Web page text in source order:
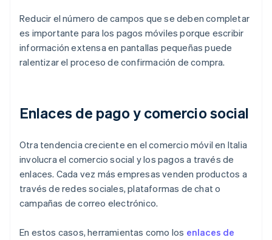
Reducir el número de campos que se deben completar
es importante para los pagos móviles porque escribir
información extensa en pantallas pequeñas puede
ralentizar el proceso de confirmación de compra.
Enlaces de pago y comercio social
Otra tendencia creciente en el comercio móvil en Italia
involucra el comercio social y los pagos a través de
enlaces. Cada vez más empresas venden productos a
través de redes sociales, plataformas de chat o
campañas de correo electrónico.
En estos casos, herramientas como los enlaces de